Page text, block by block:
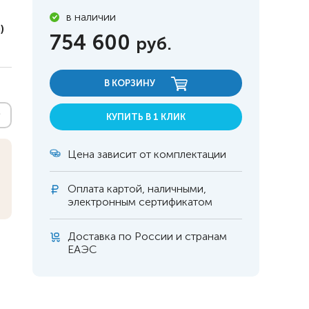
инвалидов
в наличии
754 600 руб.
В КОРЗИНУ
КУПИТЬ В 1 КЛИК
Цена зависит от комплектации
Оплата картой, наличными,
электронным сертификатом
Доставка по России и странам
ЕАЭС